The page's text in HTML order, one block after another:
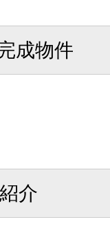
成物件
介